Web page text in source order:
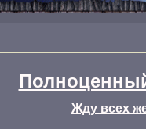
Жду всех